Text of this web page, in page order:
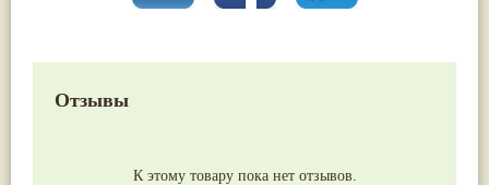
Отзывы
К этому товару пока нет отзывов.